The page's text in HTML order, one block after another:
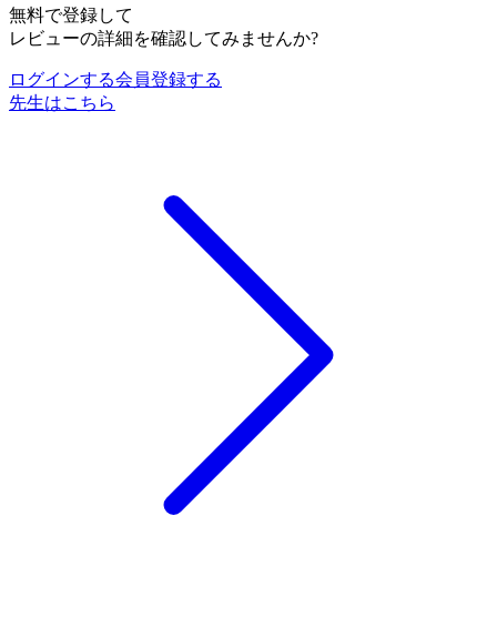
無料で登録して
レビューの詳細を確認してみませんか?
ログインする会員登録する
先生はこちら